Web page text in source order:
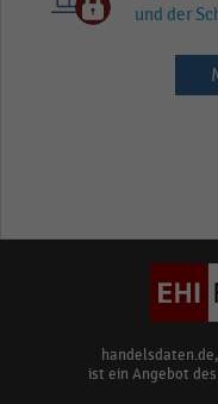
und der
ist ein Angebot